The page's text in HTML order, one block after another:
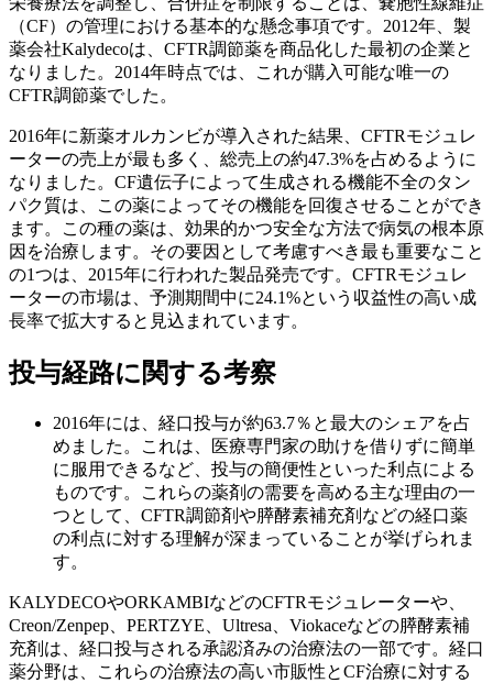
（CF）の管理における基本的な懸念事項です。2012年、製
薬会社Kalydecoは、CFTR調節薬を商品化した最初の企業と
なりました。2014年時点では、これが購入可能な唯一の
CFTR調節薬でした。
2016年に新薬オルカンビが導入された結果、CFTRモジュレ
ーターの売上が最も多く、総売上の約47.3%を占めるように
なりました。CF遺伝子によって生成される機能不全のタン
パク質は、この薬によってその機能を回復させることができ
ます。この種の薬は、効果的かつ安全な方法で病気の根本原
因を治療します。その要因として考慮すべき最も重要なこと
の1つは、2015年に行われた製品発売です。CFTRモジュレ
ーターの市場は、予測期間中に24.1%という収益性の高い成
長率で拡大すると見込まれています。
投与経路に関する考察
2016年には、経口投与が約63.7％と最大のシェアを占
めました。これは、医療専門家の助けを借りずに簡単
に服用できるなど、投与の簡便性といった利点による
ものです。これらの薬剤の需要を高める主な理由の一
つとして、CFTR調節剤や膵酵素補充剤などの経口薬
の利点に対する理解が深まっていることが挙げられま
す。
KALYDECOやORKAMBIなどのCFTRモジュレーターや、
Creon/Zenpep、PERTZYE、Ultresa、Viokaceなどの膵酵素補
充剤は、経口投与される承認済みの治療法の一部です。経口
薬分野は、これらの治療法の高い市販性とCF治療に対する